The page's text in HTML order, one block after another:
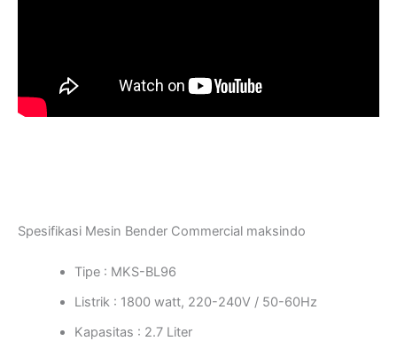
Spesifikasi Mesin Bender Commercial maksindo
Tipe : MKS-BL96
Listrik : 1800 watt, 220-240V / 50-60Hz
Kapasitas : 2.7 Liter